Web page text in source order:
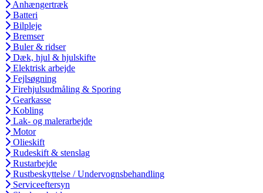
Anhængertræk
Batteri
Bilpleje
Bremser
Buler & ridser
Dæk, hjul & hjulskifte
Elektrisk arbejde
Fejlsøgning
Firehjulsudmåling & Sporing
Gearkasse
Kobling
Lak- og malerarbejde
Motor
Olieskift
Rudeskift & stenslag
Rustarbejde
Rustbeskyttelse / Undervognsbehandling
Serviceeftersyn